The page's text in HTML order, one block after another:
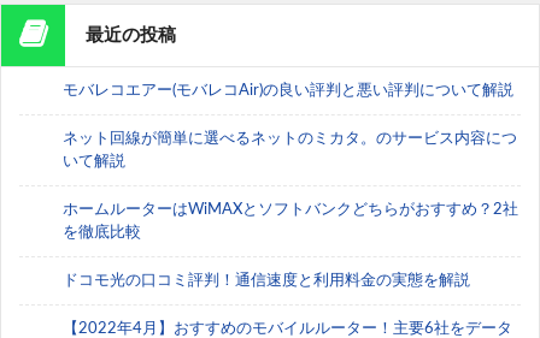
最近の投稿
モバレコエアー(モバレコAir)の良い評判と悪い評判について解説
ネット回線が簡単に選べるネットのミカタ。のサービス内容につ
いて解説
ホームルーターはWiMAXとソフトバンクどちらがおすすめ？2社
を徹底比較
ドコモ光の口コミ評判！通信速度と利用料金の実態を解説
【2022年4月】おすすめのモバイルルーター！主要6社をデータ